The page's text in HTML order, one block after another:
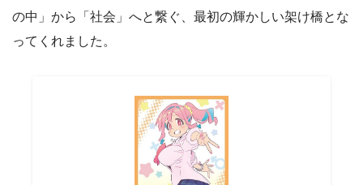
の中」から「社会」へと繋ぐ、最初の輝かしい架け橋とな
ってくれました。